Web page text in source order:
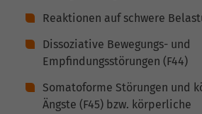
Reaktionen auf schwere
Dissoziative Bewegungs- und
Empfindungsstörungen (F44)
Somatoforme Störungen und
Ängste (F45) bzw. körperliche